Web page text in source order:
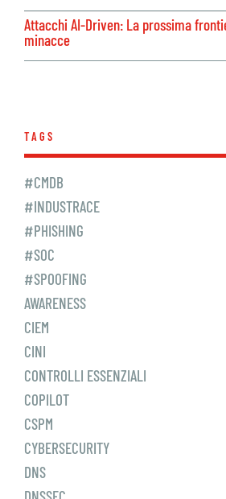
Attacchi AI-Driven: La prossima
minacce
TAGS
#CMDB
#INDUSTRACE
#PHISHING
#SOC
#SPOOFING
AWARENESS
CIEM
CINI
CONTROLLI ESSENZIALI
COPILOT
CSPM
CYBERSECURITY
DNS